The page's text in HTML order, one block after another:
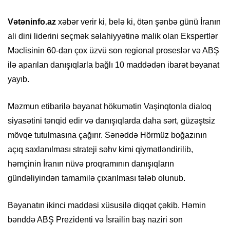
Vətəninfo.az xəbər verir ki, belə ki, ötən şənbə günü İranın
ali dini liderini seçmək səlahiyyətinə malik olan Ekspertlər
Məclisinin 60-dan çox üzvü son regional proseslər və ABŞ
ilə aparılan danışıqlarla bağlı 10 maddədən ibarət bəyanat
yayıb.
Məzmun etibarilə bəyanat hökumətin Vaşinqtonla dialoq
siyasətini tənqid edir və danışıqlarda daha sərt, güzəştsiz
mövqe tutulmasına çağırır. Sənəddə Hörmüz boğazının
açıq saxlanılması strateji səhv kimi qiymətləndirilib,
həmçinin İranın nüvə proqramının danışıqların
gündəliyindən tamamilə çıxarılması tələb olunub.
Bəyanatın ikinci maddəsi xüsusilə diqqət çəkib. Həmin
bənddə ABŞ Prezidenti və İsrailin baş naziri son